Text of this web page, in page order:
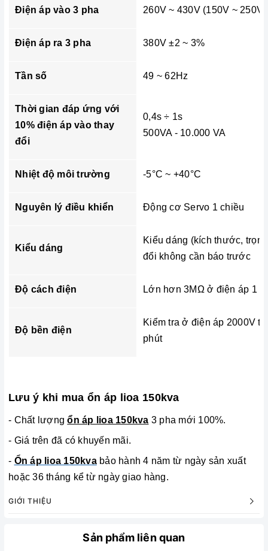
Điện áp vào 3 pha 260V ~ 430V (150V ~ 250V)
Điện áp ra 3 pha 380V ±2 ~ 3%
Tần số 49 ~ 62Hz
Thời gian đáp ứng với
10% điện áp vào thay
đổi
0,4s ÷ 1s
500VA - 10.000 VA
Nhiệt độ môi trường -5°C ~ +40°C
Nguyên lý điều khiển Động cơ Servo 1 chiều
Kiểu dáng
Kiểu dáng (kích thước,
đổi không cần báo trước
Độ cách điện Lớn hơn 3MΩ ở điện áp 1
Độ bền điện
Kiểm tra ở điện áp 2000V
phút
Lưu ý khi mua ổn áp lioa 150kva
- Chất lượngổn áp lioa 150kva 3 pha mới 100%.
- Giá trên đã có khuyến mãi.
- Ổn áp lioa 150kvabảo hành 4 năm từ ngày sản xuất
hoặc 36 tháng kể từ ngày giao hàng.
GIỚI THIỆU
Sản phẩm liên quan